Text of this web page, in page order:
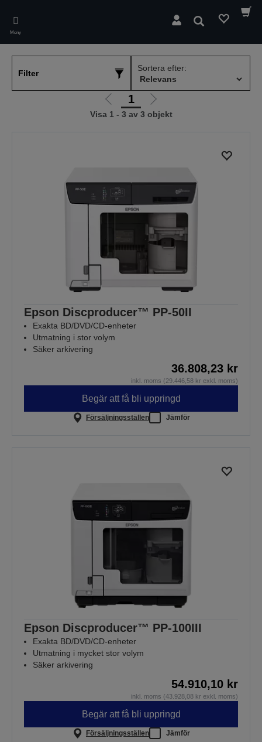
main
content
Meny
Sök
Filter
Sortera efter:
Gå
till
1
Gå
till
Visa 1 - 3 av 3 objekt
Epson Discproducer™ PP-50II
Exakta BD/DVD/CD-enheter
Utmatning i stor volym
Säker arkivering
36.808,23 kr
inkl. moms (29.446,58 kr exkl. moms)
Begär att få bli uppringd
Försäljningsställen Jämför
Epson Discproducer™ PP-100III
Exakta BD/DVD/CD-enheter
Utmatning i mycket stor volym
Säker arkivering
54.910,10 kr
inkl. moms (43.928,08 kr exkl. moms)
Begär att få bli uppringd
Försäljningsställen Jämför